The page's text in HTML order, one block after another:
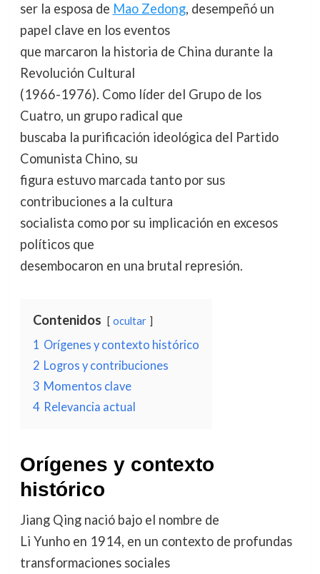
ser la esposa de Mao Zedong, desempeñó un
papel clave en los eventos
que marcaron la historia de China durante la
Revolución Cultural
(1966-1976). Como líder del Grupo de los
Cuatro, un grupo radical que
buscaba la purificación ideológica del Partido
Comunista Chino, su
figura estuvo marcada tanto por sus
contribuciones a la cultura
socialista como por su implicación en excesos
políticos que
desembocaron en una brutal represión.
Contenidos ocultar
1 Orígenes y contexto histórico
2 Logros y contribuciones
3 Momentos clave
4 Relevancia actual
Orígenes y contexto
histórico
Jiang Qing nació bajo el nombre de
Li Yunho en 1914, en un contexto de profundas
transformaciones sociales